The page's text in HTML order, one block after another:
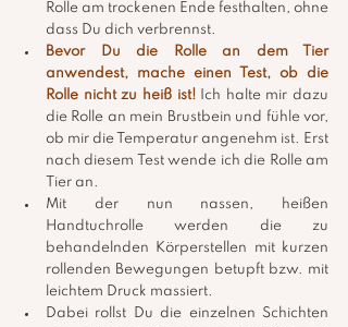
Rolle am trockenen Ende festhalten, ohne
dass Du dich verbrennst.
Bevor Du die Rolle an dem Tier
anwendest, mache einen Test, ob die
Rolle nicht zu heiß ist! Ich halte mir dazu
die Rolle an mein Brustbein und fühle vor,
ob mir die Temperatur angenehm ist. Erst
nach diesem Test wende ich die Rolle am
Tier an.
Mit der nun nassen, heißen
Handtuchrolle werden die zu
behandelnden Körperstellen mit kurzen
rollenden Bewegungen betupft bzw. mit
leichtem Druck massiert.
Dabei rollst Du die einzelnen Schichten